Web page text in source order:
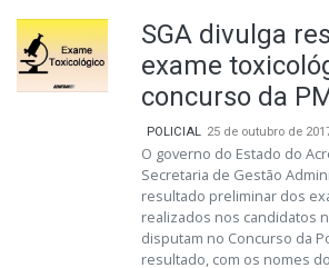
SGA divulga
exame
concurso da
POLICIAL 25 de outubro de
O governo do Estado do
Secretaria de Gestão
resultado preliminar dos
realizados nos candidatos
disputam no Concurso da
resultado, com os nomes